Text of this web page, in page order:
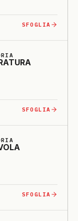
SFOGLIA
SFOGLIA
SFOGLIA